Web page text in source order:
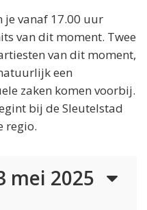
vanaf 17.00 uur
van dit moment. Twee
van dit moment,
een
zaken komen voorbij.
bij de Sleutelstad
regio.
mei 2025